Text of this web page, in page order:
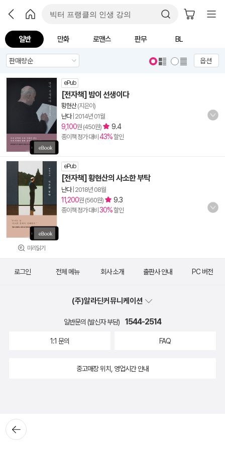
일반 만화 로맨스 판무 BL
옵션
ePub
[전자책] 밤이 선생이다
황현산(지은이)
난다| 2014년 01월
9,100원 (450원) 9.4
종이책 정가 대비 43%할인
미리읽기
ePub
[전자책] 황현산의 사소한 부탁
난다| 2018년 08월
11,200원 (560원) 9.3
종이책 정가 대비 30%할인
뒤로가
기
로그인 전체 메뉴 회사 소개 출판사 안내 PC 버전
(주)알라딘커뮤니케이션
일반문의 (발신자 부담) 1544-2514
1:1 문의 FAQ
중고매장 위치, 영업시간 안내